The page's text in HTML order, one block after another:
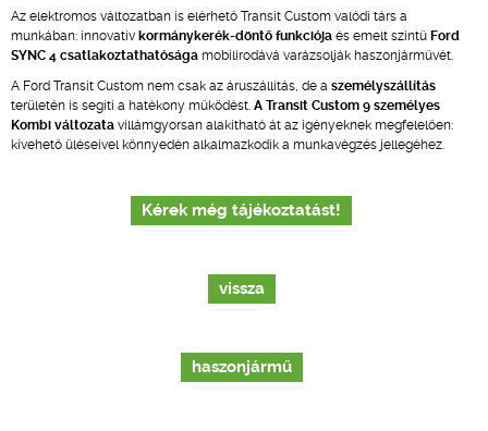
Az elektromos változatban is elérhető Transit Custom valódi társ a
munkában: innovatív kormánykerék-döntő funkciója és emelt szintű Ford
SYNC 4 csatlakoztathatósága mobilirodává varázsolják haszonjárművét.
A Ford Transit Custom nem csak az áruszállítás, de a személyszállítás
területén is segíti a hatékony működést. A Transit Custom 9 személyes
Kombi változata villámgyorsan alakítható át az igényeknek megfelelően:
kivehető üléseivel könnyedén alkalmazkodik a munkavégzés jellegéhez.
Kérek még tájékoztatást!
vissza
haszonjármű